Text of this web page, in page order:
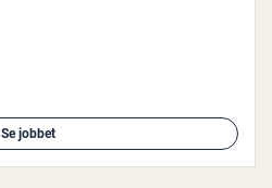
Se jobbet